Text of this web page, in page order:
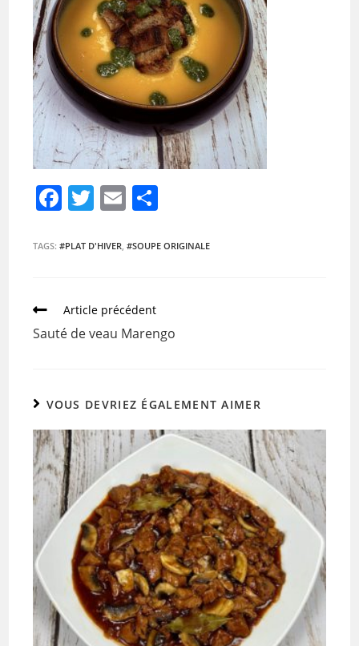
F
c
b
o
T
itt
E
ai ta
TAGS:#PLAT D'HIVER, #SOUPE ORIGINALE
Article précédent
Sauté de veau Marengo
VOUS DEVRIEZ ÉGALEMENT AIMER